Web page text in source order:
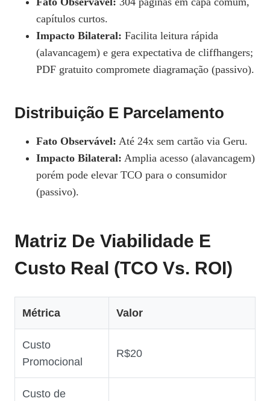
capítulos curtos.
Impacto Bilateral: Facilita leitura rápida
(alavancagem) e gera expectativa de cliffhangers;
PDF gratuito compromete diagramação (passivo).
Distribuição E Parcelamento
Fato Observável: Até 24x sem cartão via Geru.
Impacto Bilateral: Amplia acesso (alavancagem)
porém pode elevar TCO para o consumidor
(passivo).
Matriz De Viabilidade E
Custo Real (TCO Vs. ROI)
Métrica Valor
Custo
Promocional
R$20
Custo de